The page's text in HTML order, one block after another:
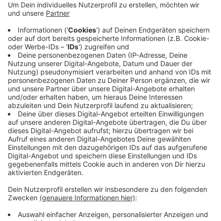
Wie die Neusser Feuerwehr mitteilt, waren Aluminium-
Späne auf einer Fläche von 50 Quadratmetern in Brand
geraten. Die Späne wurden in der Halle zur
Weiterverarbeitung gelagert. Die Feuerwehr setzte
Löschsand ein und bekam den Brand schnell unter
Kontrolle. Dennoch dauerte der Einsatz rund drei
Stunden. Verletzt wurde niemand.
Anzeige
Anzeige